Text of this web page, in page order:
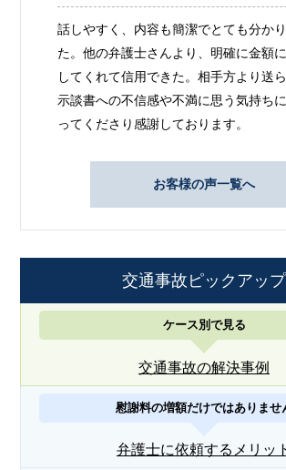
話しやすく、内容も簡潔でとても分か
た。他の弁護士さんより、明確に金額
してくれて信用できた。相手方より送
示談書への不信感や不満に思う気持ち
ってくださり感謝しております。
お客様の声一覧へ
交通事故ピックアップ
ケース別で見る
交通事故の解決事例
慰謝料の増額だけではありませ
弁護士に依頼するメリッ